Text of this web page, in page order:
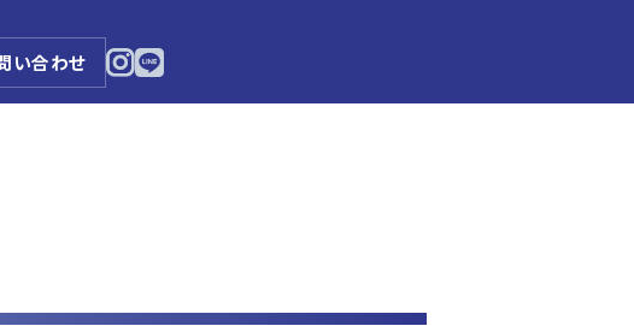
い合わせ